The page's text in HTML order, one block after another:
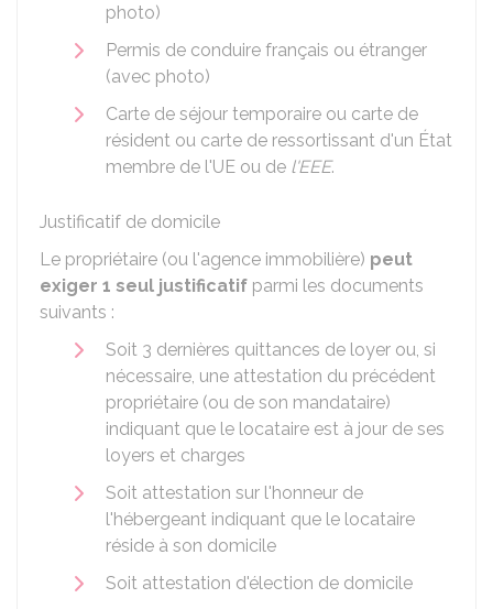
photo)
Permis de conduire français ou étranger
(avec photo)
Carte de séjour temporaire ou carte de
résident ou carte de ressortissant d'un État
membre de l'UE ou de l'EEE.
Justificatif de domicile
Le propriétaire (ou l'agence immobilière) peut
exiger 1 seul justificatif parmi les documents
suivants :
Soit 3 dernières quittances de loyer ou, si
nécessaire, une attestation du précédent
propriétaire (ou de son mandataire)
indiquant que le locataire est à jour de ses
loyers et charges
Soit attestation sur l'honneur de
l'hébergeant indiquant que le locataire
réside à son domicile
Soit attestation d'élection de domicile